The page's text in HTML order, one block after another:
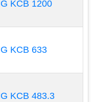
KCB 1200
KCB 633
KCB 483.3